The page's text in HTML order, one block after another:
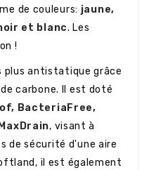
de couleurs: jaune,
et blanc. Les
!
plus antistatique grâce
carbone. Il est doté
BacteriaFree,
, visant à
de sécurité d'une aire
il est également